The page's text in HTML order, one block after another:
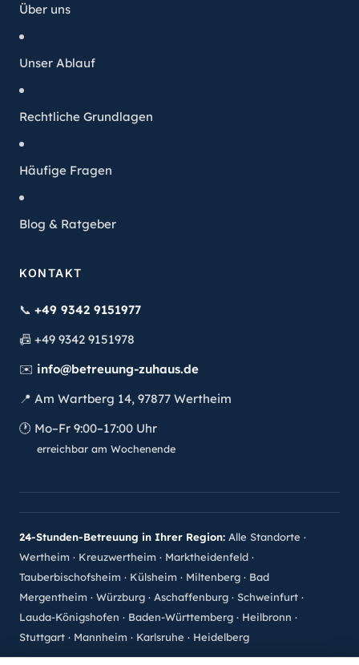
Über uns
Unser Ablauf
Rechtliche Grundlagen
Häufige Fragen
Blog & Ratgeber
KONTAKT
📞 +49 9342 9151977
📠 +49 9342 9151978
✉️ info@betreuung-zuhaus.de
📍 Am Wartberg 14, 97877 Wertheim
🕐 Mo–Fr 9:00–17:00 Uhr
erreichbar am Wochenende
24-Stunden-Betreuung in Ihrer Region: Alle Standorte ·
Wertheim · Kreuzwertheim · Marktheidenfeld ·
Tauberbischofsheim · Külsheim · Miltenberg · Bad
Mergentheim · Würzburg · Aschaffenburg · Schweinfurt ·
Lauda-Königshofen · Baden-Württemberg · Heilbronn ·
Stuttgart · Mannheim · Karlsruhe · Heidelberg